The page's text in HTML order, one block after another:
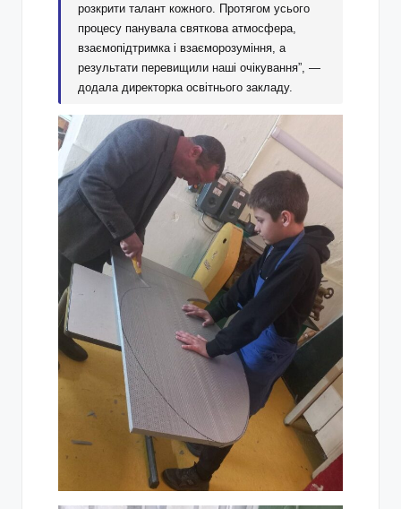
розкрити талант кожного. Протягом усього
процесу панувала святкова атмосфера,
взаємопідтримка і взаєморозуміння, а
результати перевищили наші очікування”, —
додала директорка освітнього закладу.